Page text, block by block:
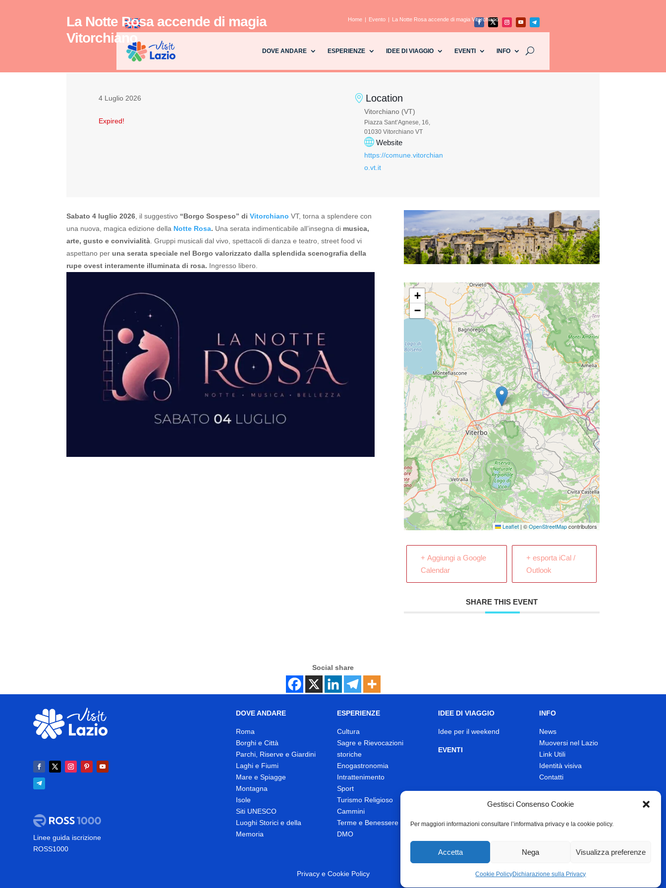
Gestisci Consenso Cookie
Per maggiori informazioni consultare l’informativa privacy e la cookie policy.
Accetta Nega Visualizza preferenze
Cookie PolicyDichiarazione sulla Privacy
DOVE ANDARE ESPERIENZE IDEE DI VIAGGIO EVENTI INFO
La Notte Rosa accende di magia
Vitorchiano
Home Evento La Notte Rosa accende di magia Vitorchiano
4 Luglio 2026
Expired!
Location
Vitorchiano (VT)
Piazza Sant’Agnese, 16,
01030 Vitorchiano VT
Website
https://comune.vitorchian
o.vt.it
Sabato 4 luglio 2026, il suggestivo “Borgo Sospeso” diVitorchiano VT, torna a splendere con
una nuova, magica edizione della Notte Rosa. Una serata indimenticabile all’insegna di musica,
arte, gusto e convivialità. Gruppi musicali dal vivo, spettacoli di danza e teatro, street food vi
aspettano per una serata speciale nel Borgo valorizzato dalla splendida scenografia della
rupe ovest interamente illuminata di rosa. Ingresso libero.
+
−
Leaflet | ©OpenStreetMapcontributors
+ Aggiungi a Google
Calendar
+ esporta iCal /
Outlook
SHARE THIS EVENT
Social share
Linee guida iscrizione
ROSS1000
DOVE ANDARE
Roma
Borghi e Città
Parchi, Riserve e Giardini
Laghi e Fiumi
Mare e Spiagge
Montagna
Isole
Siti UNESCO
Luoghi Storici e della
Memoria
ESPERIENZE
Cultura
Sagre e Rievocazioni
storiche
Enogastronomia
Intrattenimento
Sport
Turismo Religioso
Cammini
Terme e Benessere
DMO
IDEE DI VIAGGIO
Idee per il weekend
EVENTI
INFO
News
Muoversi nel Lazio
Link Utili
Identità visiva
Contatti
Privacye Cookie Policy